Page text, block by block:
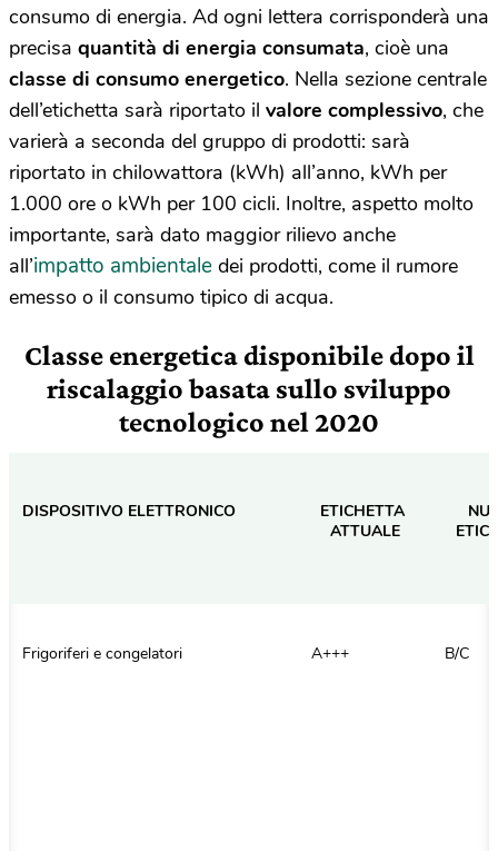
consumo di energia. Ad ogni lettera corrisponderà una
precisa quantità di energia consumata, cioè una
classe di consumo energetico. Nella sezione centrale
dell’etichetta sarà riportato il valore complessivo, che
varierà a seconda del gruppo di prodotti: sarà
riportato in chilowattora (kWh) all’anno, kWh per
1.000 ore o kWh per 100 cicli. Inoltre, aspetto molto
importante, sarà dato maggior rilievo anche
all’impatto ambientale dei prodotti, come il rumore
emesso o il consumo tipico di acqua.
Classe energetica disponibile dopo il
riscalaggiobasata sullo sviluppo
tecnologico nel 2020
DISPOSITIVO ELETTRONICO
ETICHETTA
ATTUALE
Frigoriferi e congelatori A+++ B/C